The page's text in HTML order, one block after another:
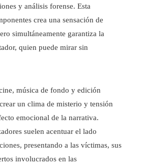
y análisis forense. Esta
crea una sensación de
simultáneamente garantiza la
quien puede mirar sin
música de fondo y edición
un clima de misterio y tensión
emocional de la narrativa.
suelen acentuar el lado
presentando a las víctimas, sus
involucrados en las